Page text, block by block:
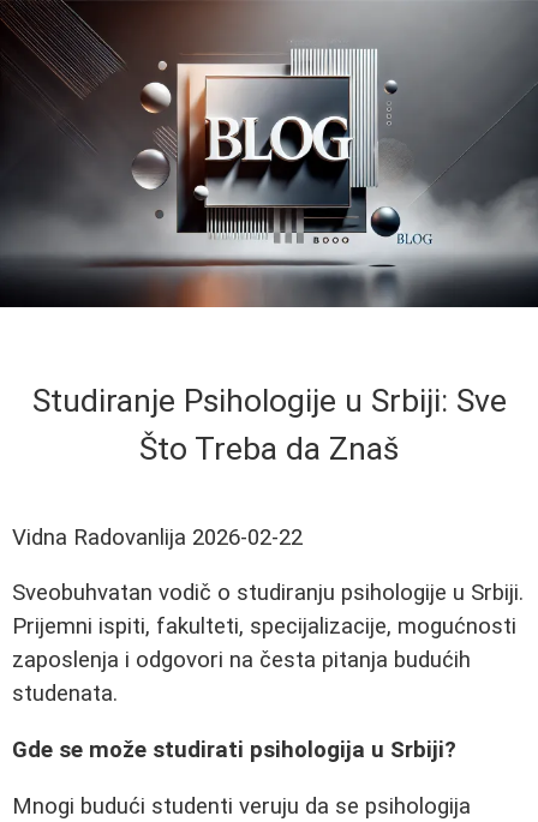
Studiranje Psihologije u Srbiji: Sve
Što Treba da Znaš
Vidna Radovanlija 2026-02-22
Sveobuhvatan vodič o studiranju psihologije u Srbiji.
Prijemni ispiti, fakulteti, specijalizacije, mogućnosti
zaposlenja i odgovori na česta pitanja budućih
studenata.
Gde se može studirati psihologija u Srbiji?
Mnogi budući studenti veruju da se psihologija